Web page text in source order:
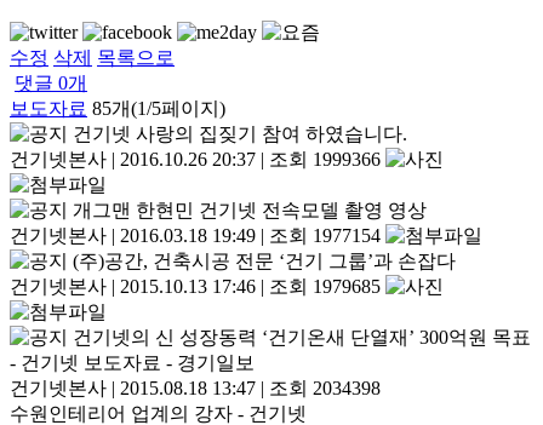
수정 삭제 목록으로
댓글 0개
보도자료 85개(1/5페이지)
건기넷 사랑의 집짖기 참여 하였습니다.
건기넷본사 | 2016.10.26 20:37 | 조회 1999366
개그맨 한현민 건기넷 전속모델 촬영 영상
건기넷본사 | 2016.03.18 19:49 | 조회 1977154
(주)공간, 건축시공 전문 ‘건기 그룹’과 손잡다
건기넷본사 | 2015.10.13 17:46 | 조회 1979685
건기넷의 신 성장동력 ‘건기온새 단열재’ 300억원 목표
- 건기넷 보도자료 - 경기일보
건기넷본사 | 2015.08.18 13:47 | 조회 2034398
수원인테리어 업계의 강자 - 건기넷